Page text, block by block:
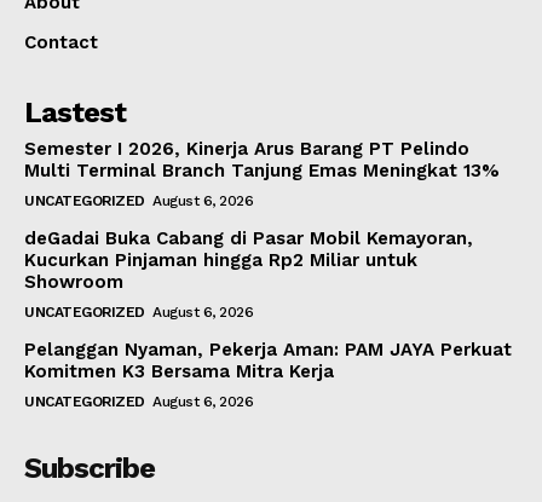
Contact
Lastest
Semester I 2026, Kinerja Arus Barang PT Pelindo
Multi Terminal Branch Tanjung Emas Meningkat 13%
UNCATEGORIZED August 6, 2026
deGadai Buka Cabang di Pasar Mobil Kemayoran,
Kucurkan Pinjaman hingga Rp2 Miliar untuk
Showroom
UNCATEGORIZED August 6, 2026
Pelanggan Nyaman, Pekerja Aman: PAM JAYA Perkuat
Komitmen K3 Bersama Mitra Kerja
UNCATEGORIZED August 6, 2026
Subscribe